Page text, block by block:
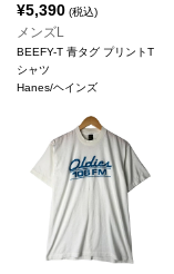
¥5,390 (税込)
メンズL
BEEFY-T 青タグ プリントT
シャツ
Hanes/ヘインズ